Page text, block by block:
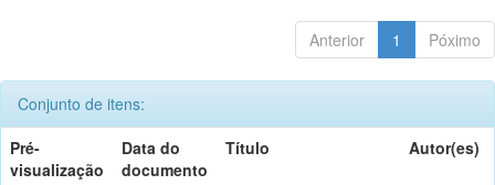
Anterior 1 Póximo
Conjunto de itens:
Pré-
visualização
Data do
documento
Título Autor(es)